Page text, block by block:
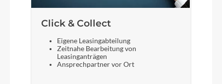
Click & Collect
Eigene Leasingabteilung
Zeitnahe Bearbeitung von
Leasinganträgen
Ansprechpartner vor Ort